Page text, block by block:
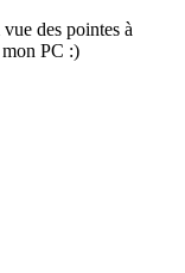
des pointes à
PC :)